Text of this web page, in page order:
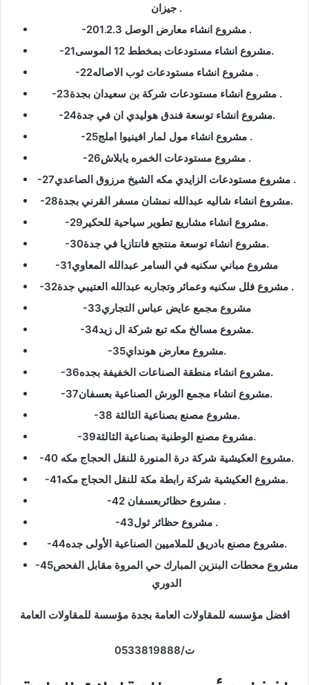
جيزان .
-20مشروع انشاء معارض الوصل 1.2.3 .
-21مشروع انشاء مستودعات بمخطط 12 الموسى.
-22مشروع انشاء مستودعات ثوب الاصاله .
-23مشروع انشاء مستودعات شركة بن سعيدان بجدة .
-24مشروع انشاء توسعة فندق هوليدي ان في جدة.
-25مشروع انشاء مول لمار افينيوا املج .
-26مشروع مستودعات الخمره يابلاش .
-27مشروع مستودعات الزايدي مكه الشيخ مرزوق الصاعدي .
-28مشروع انشاء شاليه عبدالله نمشان مسفر القرني بجدة.
-29مشروع انشاء مشاريع تطوير سياحية للحكير.
-30مشروع انشاء توسعة منتجع فانتازيا في جدة.
-31مشروع مباني سكنيه في السامر عبدالله المعاوي
-32مشروع فلل سكنيه وعمائر وتجاربه عبدالله العتيبي جدة .
-33مشروع مجمع عايض عباس التجاري
-34مشروع مسالخ مكه تبع شركة ال زيد.
-35مشروع معارض هونداي.
-36مشروع انشاء منطقة الصناعات الخفيفة بجده.
-37مشروع انشاء مجمع الورش الصناعية بعسفان.
-38 مشروع مصنع بصناعية الثالثة.
-39مشروع مصنع الوطنية بصناعية الثالثة.
-40 مشروع العكيشية شركة درة المنورة للنقل الحجاج مكه.
-41مشروع العكيشية شركة رابطة مكة للنقل الحجاج مكه.
-42 مشروع حظائربعسفان .
-43مشروع حظائر ثول .
-44مشروع مصنع بادريق للملاميين الصناعية الأولى جده.
-45مشروع محطات البنزين المبارك حي المروة مقابل الفحص
الدوري
افضل مؤسسه للمقاولات العامة بجدة مؤسسة للمقاولات العامة
ت/0533819888